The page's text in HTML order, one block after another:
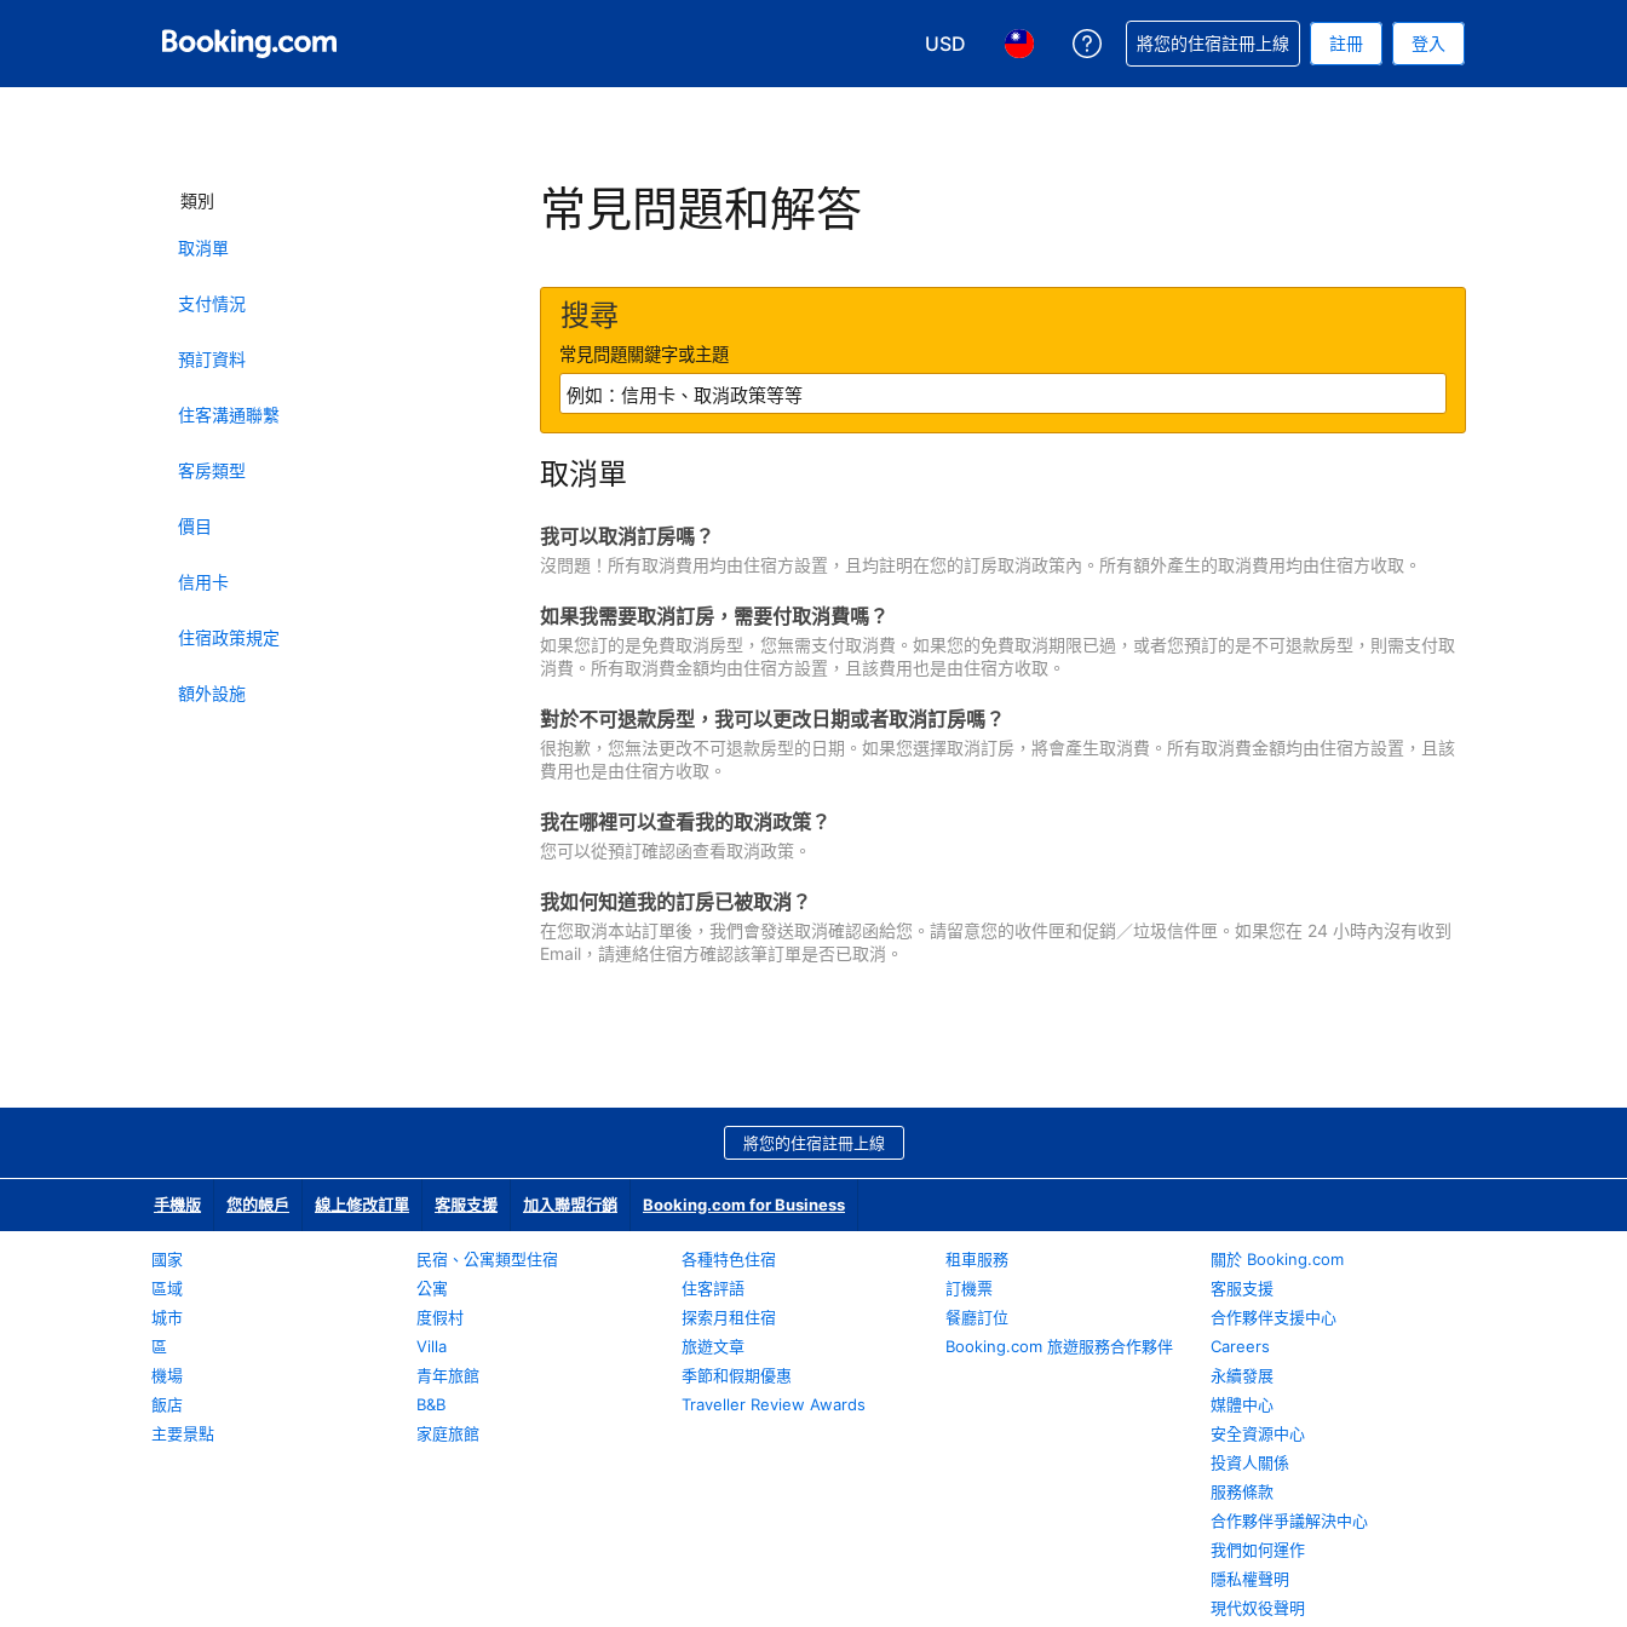
USD
選擇您使用的幣別. 您現在所使用的幣別為美元
選擇您使用的語言. 您目前所選的語言是繁體中文
取得訂單相關協助
將您的住宿註冊上線 註冊 登入
類別
取消單
支付情況
預訂資料
住客溝通聯繫
客房類型
價目
信用卡
住宿政策規定
額外設施
常見問題和解答
搜尋
常見問題關鍵字或主題
取消單
我可以取消訂房嗎？
沒問題！所有取消費用均由住宿方設置，且均註明在您的訂房取消政策內。所有額外產生的取消費用均由住宿方收取。
如果我需要取消訂房，需要付取消費嗎？
如果您訂的是免費取消房型，您無需支付取消費。如果您的免費取消期限已過，或者您預訂的是不可退款房型，則需支付取
消費。所有取消費金額均由住宿方設置，且該費用也是由住宿方收取。
對於不可退款房型，我可以更改日期或者取消訂房嗎？
很抱歉，您無法更改不可退款房型的日期。如果您選擇取消訂房，將會產生取消費。所有取消費金額均由住宿方設置，且該
費用也是由住宿方收取。
我在哪裡可以查看我的取消政策？
您可以從預訂確認函查看取消政策。
我如何知道我的訂房已被取消？
在您取消本站訂單後，我們會發送取消確認函給您。請留意您的收件匣和促銷／垃圾信件匣。如果您在 24 小時內沒有收到
Email，請連絡住宿方確認該筆訂單是否已取消。
將您的住宿註冊上線
手機版 您的帳戶 線上修改訂單 客服支援 加入聯盟行銷 Booking.com for Business
國家
區域
城市
區
機場
飯店
主要景點
民宿、公寓類型住宿
公寓
度假村
Villa
青年旅館
B&B
家庭旅館
各種特色住宿
住客評語
探索月租住宿
旅遊文章
季節和假期優惠
Traveller Review Awards
租車服務
訂機票
餐廳訂位
Booking.com 旅遊服務合作夥伴
關於 Booking.com
客服支援
合作夥伴支援中心
Careers
永續發展
媒體中心
安全資源中心
投資人關係
服務條款
合作夥伴爭議解決中心
我們如何運作
隱私權聲明
現代奴役聲明